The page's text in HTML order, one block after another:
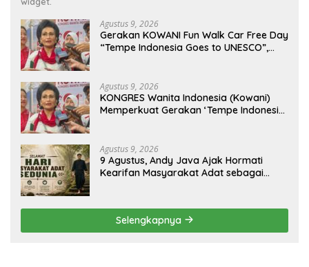
Agustus 9, 2026
Gerakan KOWANI Fun Walk Car Free Day
“Tempe Indonesia Goes to UNESCO”,
Agustus 9, 2026
KONGRES Wanita Indonesia (Kowani)
Memperkuat Gerakan ‘Tempe Indonesia
Agustus 9, 2026
9 Agustus, Andy Java Ajak Hormati
Kearifan Masyarakat Adat sebagai
Selengkapnya